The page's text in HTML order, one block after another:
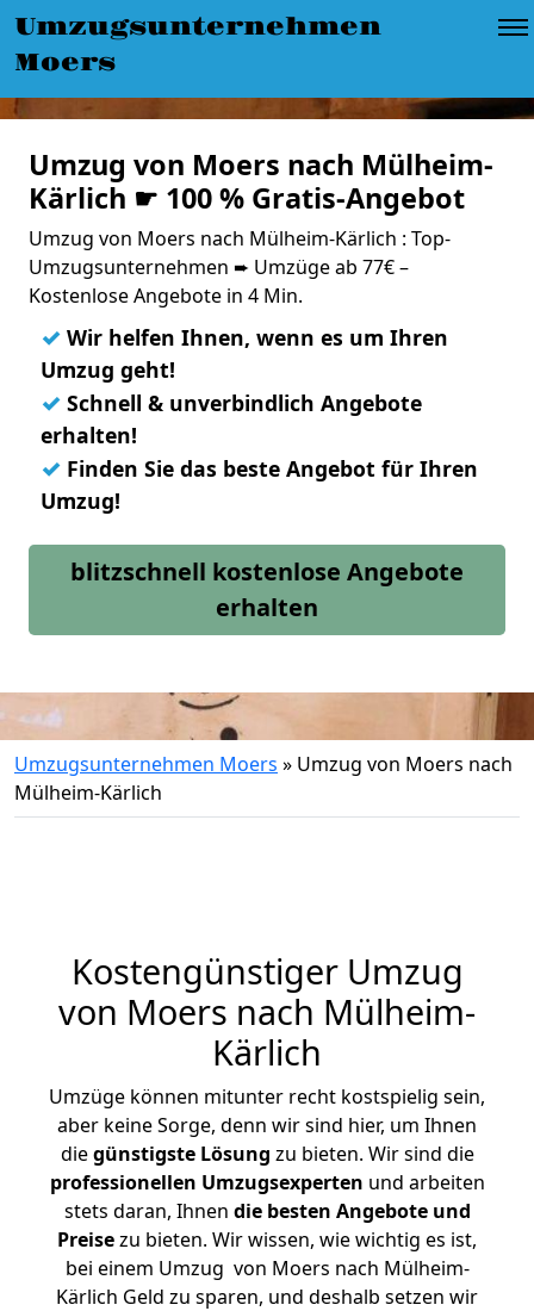
Umzugsunternehmen
Moers
Umzug von Moers nach Mülheim-
Kärlich ☛ 100 % Gratis-Angebot
Umzug von Moers nach Mülheim-Kärlich : Top-
Umzugsunternehmen ➨ Umzüge ab 77€ –
Kostenlose Angebote in 4 Min.
✓ Wir helfen Ihnen, wenn es um Ihren
Umzug geht!
✓ Schnell & unverbindlich Angebote
erhalten!
✓ Finden Sie das beste Angebot für Ihren
Umzug!
blitzschnell kostenlose Angebote
erhalten
Umzugsunternehmen Moers » Umzug von Moers nach
Mülheim-Kärlich
Kostengünstiger Umzug
von Moers nach Mülheim-
Kärlich
Umzüge können mitunter recht kostspielig sein,
aber keine Sorge, denn wir sind hier, um Ihnen
diegünstigste Lösung zu bieten. Wir sind die
professionellen Umzugsexperten und arbeiten
stets daran, Ihnen die besten Angebote und
Preisezu bieten. Wir wissen, wie wichtig es ist,
bei einem Umzug von Moers nach Mülheim-
Kärlich Geld zu sparen, und deshalb setzen wir